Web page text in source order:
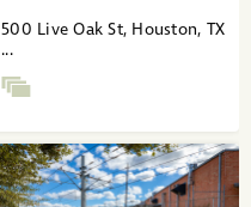
500 Live Oak St, Houston, TX
...